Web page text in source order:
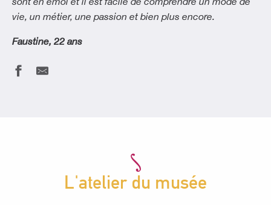
vie, un métier, une passion et bien plus encore.
Faustine, 22 ans
L'atelier du musée